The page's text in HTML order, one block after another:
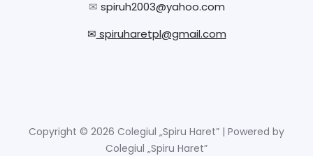
✉ spiruh2003@yahoo.com
✉ spiruharetpl@gmail.com
Copyright © 2026 Colegiul „Spiru Haret” | Powered by
Colegiul „Spiru Haret”